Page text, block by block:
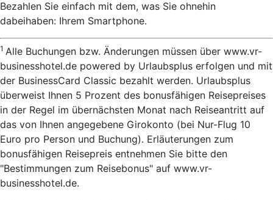
Bezahlen Sie einfach mit dem, was Sie ohnehin
dabeihaben: Ihrem Smartphone.
1 Alle Buchungen bzw. Änderungen müssen über www.vr-
businesshotel.de powered by Urlaubsplus erfolgen und mit
der BusinessCard Classic bezahlt werden. Urlaubsplus
überweist Ihnen 5 Prozent des bonusfähigen Reisepreises
in der Regel im übernächsten Monat nach Reiseantritt auf
das von Ihnen angegebene Girokonto (bei Nur-Flug 10
Euro pro Person und Buchung). Erläuterungen zum
bonusfähigen Reisepreis entnehmen Sie bitte den
"Bestimmungen zum Reisebonus" auf www.vr-
businesshotel.de.